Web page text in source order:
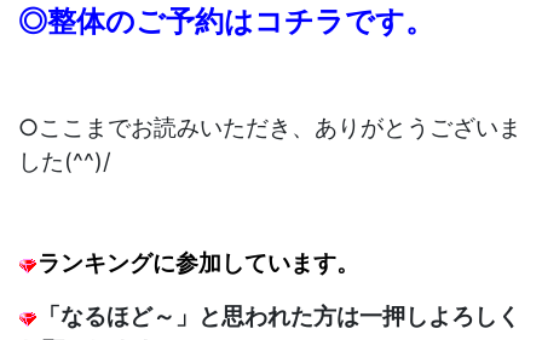
◎整体のご予約はコチラです。
○ここまでお読みいただき、ありがとうございま
した(^^)/
ランキングに参加しています。
「なるほど～」と思われた方は一押しよろしく